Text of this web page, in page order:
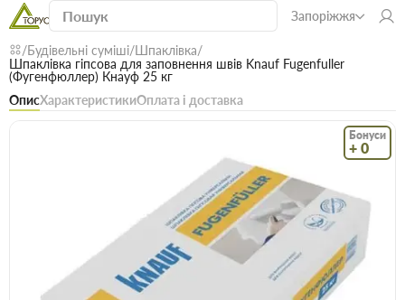
Запоріжжя
Будівельні суміші Шпаклівка
Шпаклівка гіпсова для заповнення швів Knauf Fugenfuller
(Фугенфюллер) Кнауф 25 кг
ОписХарактеристикиОплата і доставка
Бонуси
+ 0
Шпаклівка гіпсова для заповнення швів
Knauf Fugenfuller (Фугенфюллер) Кнауф 25